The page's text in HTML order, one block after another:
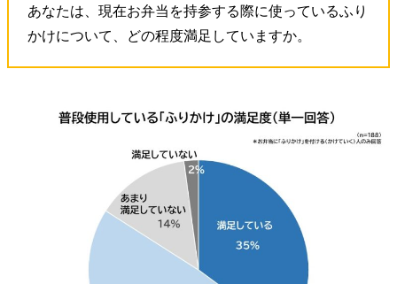
あなたは、現在お弁当を持参する際に使っているふり
かけについて、どの程度満足していますか。